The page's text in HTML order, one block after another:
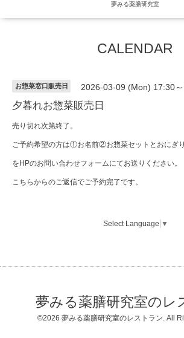
夢みる薬膳研究室
CALENDAR
お惣菜窓口販売日 2026-03-09 (Mon) 17:30
夕暮れお惣菜販売日
売り切れ次第終了。
ご予約希望の方は①お名前②お惣菜セットとおにぎ
をHPのお問い合わせフォームにてお送りください。
こちらからのご返信でご予約完了です。
Select Language ▼
夢みる薬膳研究室のレ
©2026 夢みる薬膳研究室のレストラン. All